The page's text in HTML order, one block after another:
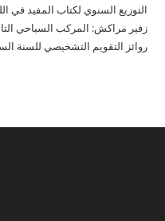
التوزيع السنوي لكتاب المفيد في
زفير مراكش: المركب السياحي
روائز التقويم التشخيصي للسنة السادسة